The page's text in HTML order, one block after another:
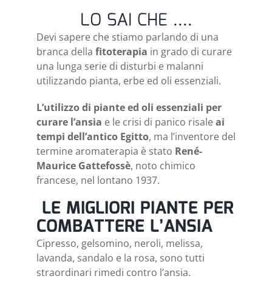
LO SAI CHE ....
Devi sapere che stiamo parlando di una
branca della fitoterapia in grado di curare
una lunga serie di disturbi e malanni
utilizzando pianta, erbe ed oli essenziali.
L’utilizzo di piante ed oli essenziali per
curare l’ansia e le crisi di panico risaleai
tempi dell’antico Egitto, ma l’inventore del
termine aromaterapia è stato René-
Maurice Gattefossè, noto chimico
francese, nel lontano 1937.
LE MIGLIORI PIANTE PER
COMBATTERE L’ANSIA
Cipresso, gelsomino, neroli, melissa,
lavanda, sandalo e la rosa, sono tutti
straordinari rimedi contro l’ansia.